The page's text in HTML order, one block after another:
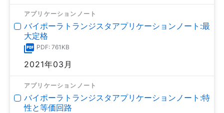
アプリケーションノート
バイポーラトランジスタアプリケーションノート:最
大定格
PDF: 761KB
2021年03月
アプリケーションノート
バイポーラトランジスタアプリケーションノート:特
性と等価回路